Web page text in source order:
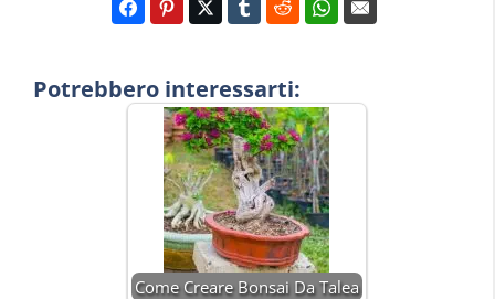
Potrebbero interessarti:
Come Creare Bonsai Da Talea